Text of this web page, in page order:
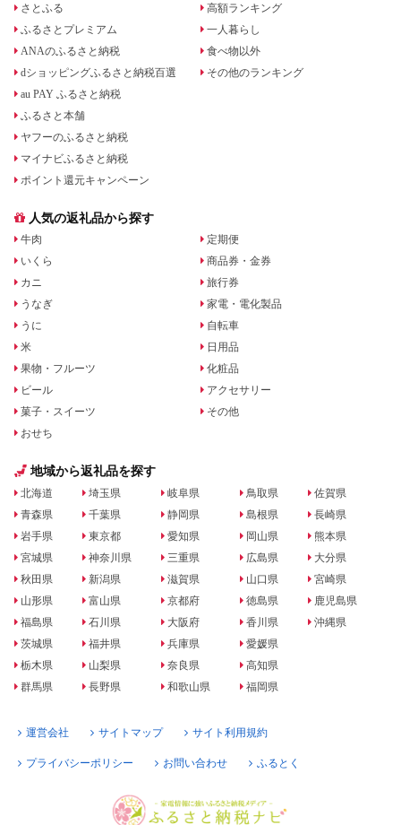
さとふる
ふるさとプレミアム
ANAのふるさと納税
dショッピングふるさと納税百選
au PAY ふるさと納税
ふるさと本舗
ヤフーのふるさと納税
マイナビふるさと納税
ポイント還元キャンペーン
高額ランキング
一人暮らし
食べ物以外
その他のランキング
人気の返礼品から探す
牛肉
いくら
カニ
うなぎ
うに
米
果物・フルーツ
ビール
菓子・スイーツ
おせち
定期便
商品券・金券
旅行券
家電・電化製品
自転車
日用品
化粧品
アクセサリー
その他
地域から返礼品を探す
北海道
青森県
岩手県
宮城県
秋田県
山形県
福島県
茨城県
栃木県
群馬県
埼玉県
千葉県
東京都
神奈川県
新潟県
富山県
石川県
福井県
山梨県
長野県
岐阜県
静岡県
愛知県
三重県
滋賀県
京都府
大阪府
兵庫県
奈良県
和歌山県
鳥取県
島根県
岡山県
広島県
山口県
徳島県
香川県
愛媛県
高知県
福岡県
佐賀県
長崎県
熊本県
大分県
宮崎県
鹿児島県
沖縄県
運営会社 サイトマップ サイト利用規約
プライバシーポリシー お問い合わせ ふるとく